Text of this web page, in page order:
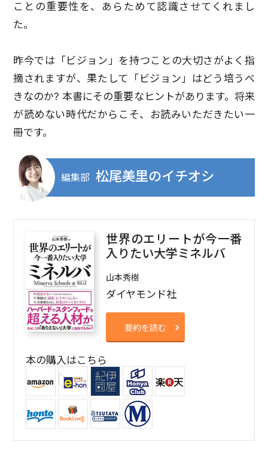
ことの重要性を、あらためて認識させてくれまし
た。
昨今では「ビジョン」を持つことの大切さがよく指
摘されますが、果たして「ビジョン」はどう培うべ
きなのか? 本書にその重要なヒントがあります。将来
が読めない時代だからこそ、お読みいただきたい一
冊です。
編集部 松尾美里のイチオシ
世界のエリートが今一番
入りたい大学ミネルバ
山本秀樹
ダイヤモンド社
要約を読む
本の購入はこちら